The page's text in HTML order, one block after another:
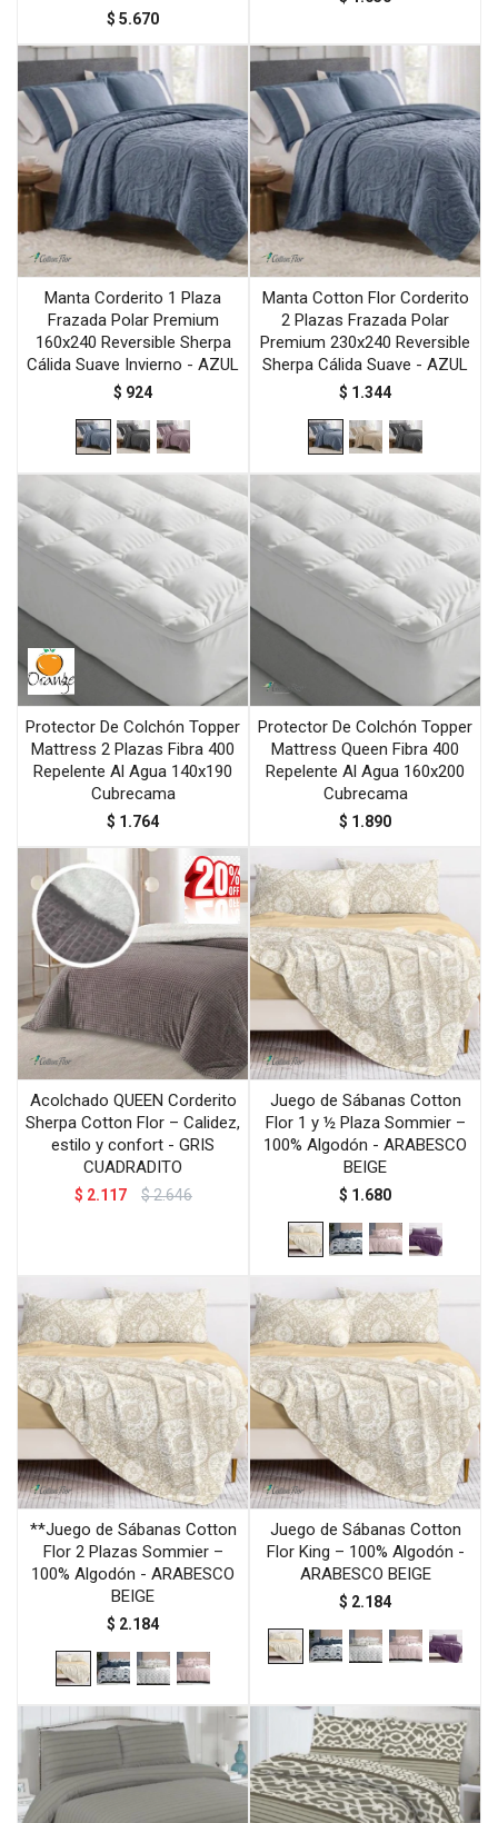
$ 5.670
Manta Corderito 1 Plaza
Frazada Polar Premium
160x240 Reversible Sherpa
Cálida Suave Invierno - AZUL
$ 924
Manta Cotton Flor Corderito
2 Plazas Frazada Polar
Premium 230x240 Reversible
Sherpa Cálida Suave - AZUL
$ 1.344
Protector De Colchón Topper
Mattress 2 Plazas Fibra 400
Repelente Al Agua 140x190
Cubrecama
$ 1.764
Protector De Colchón Topper
Mattress Queen Fibra 400
Repelente Al Agua 160x200
Cubrecama
$ 1.890
Acolchado QUEEN Corderito
Sherpa Cotton Flor – Calidez,
estilo y confort - GRIS
CUADRADITO
$ 2.117 $2.646
Juego de Sábanas Cotton
Flor 1 y ½ Plaza Sommier –
100% Algodón - ARABESCO
BEIGE
$ 1.680
**Juego de Sábanas Cotton
Flor 2 Plazas Sommier –
100% Algodón - ARABESCO
BEIGE
$ 2.184
Juego de Sábanas Cotton
Flor King – 100% Algodón -
ARABESCO BEIGE
$ 2.184